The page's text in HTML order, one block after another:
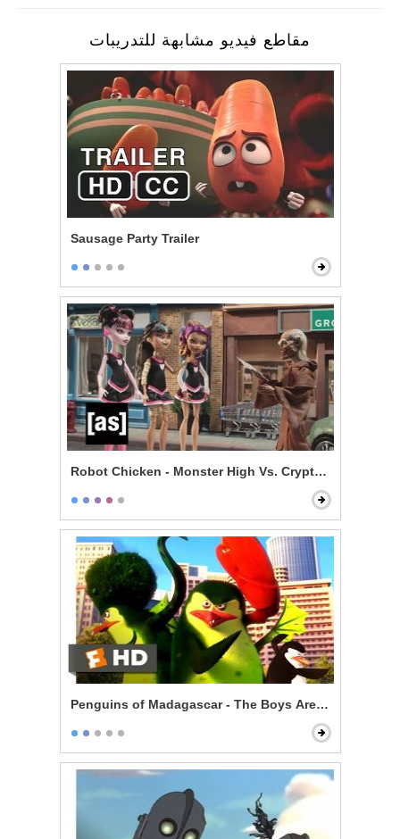
مقاطع فيديو مشابهة للتدريبات
Sausage Party Trailer
Robot Chicken - Monster High Vs. Cryptkeeper
Penguins of Madagascar - The Boys Are Back